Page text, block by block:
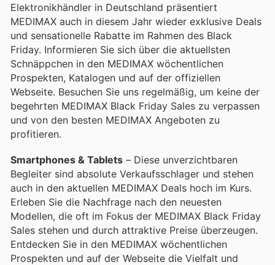
Elektronikhändler in Deutschland präsentiert
MEDIMAX auch in diesem Jahr wieder exklusive Deals
und sensationelle Rabatte im Rahmen des Black
Friday. Informieren Sie sich über die aktuellsten
Schnäppchen in den MEDIMAX wöchentlichen
Prospekten, Katalogen und auf der offiziellen
Webseite. Besuchen Sie uns regelmäßig, um keine der
begehrten MEDIMAX Black Friday Sales zu verpassen
und von den besten MEDIMAX Angeboten zu
profitieren.
Smartphones & Tablets – Diese unverzichtbaren
Begleiter sind absolute Verkaufsschlager und stehen
auch in den aktuellen MEDIMAX Deals hoch im Kurs.
Erleben Sie die Nachfrage nach den neuesten
Modellen, die oft im Fokus der MEDIMAX Black Friday
Sales stehen und durch attraktive Preise überzeugen.
Entdecken Sie in den MEDIMAX wöchentlichen
Prospekten und auf der Webseite die Vielfalt und